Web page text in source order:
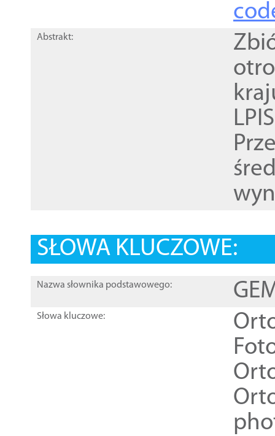
Abstrakt:
SŁOWA KLUCZOWE:
Nazwa słownika podstawowego:
Słowa kluczowe: